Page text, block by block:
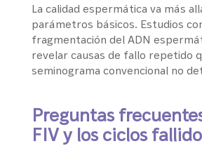
La calidad espermática va más
parámetros básicos. Estudios
fragmentación del ADN
revelar causas de fallo repetido
seminograma convencional no
Preguntas
FIV y los ciclos